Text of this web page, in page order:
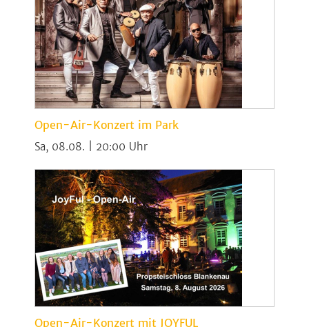
Open-Air-Konzert im Park
Sa, 08.08. | 20:00
Open-Air-Konzert mit JOYFUL